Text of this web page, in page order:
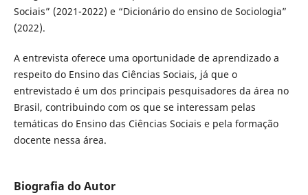
Sociais” (2021-2022) e “Dicionário do ensino de Sociologia”
(2022).
A entrevista oferece uma oportunidade de aprendizado a
respeito do Ensino das Ciências Sociais, já que o
entrevistado é um dos principais pesquisadores da área no
Brasil, contribuindo com os que se interessam pelas
temáticas do Ensino das Ciências Sociais e pela formação
docente nessa área.
Biografia do Autor